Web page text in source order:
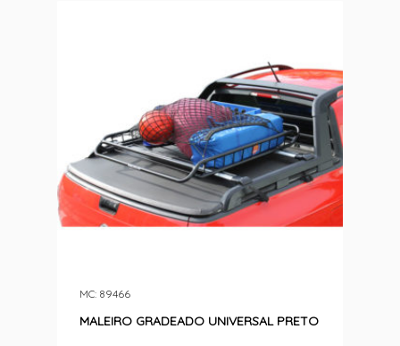
MALEIRO GRADEADO UNIVERSAL PRETO
MC: 89466